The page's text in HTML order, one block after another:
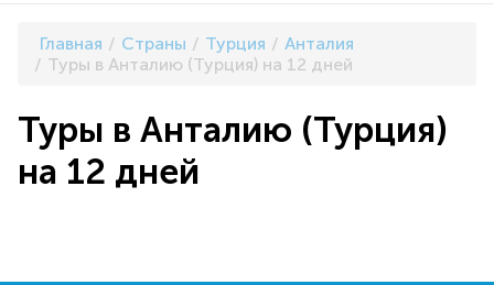
Документы и реквизиты
Главная Страны Турция
Анталия
Туры в Анталию (Турция) на 12 дней
Туры в Анталию (Турция)
на 12 дней